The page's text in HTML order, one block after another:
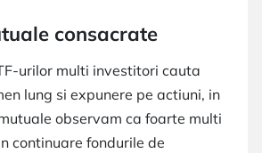
consacrate
urilor multi investitori cauta
lung si expunere pe actiuni, in
observam ca foarte multi
continuare fondurile de